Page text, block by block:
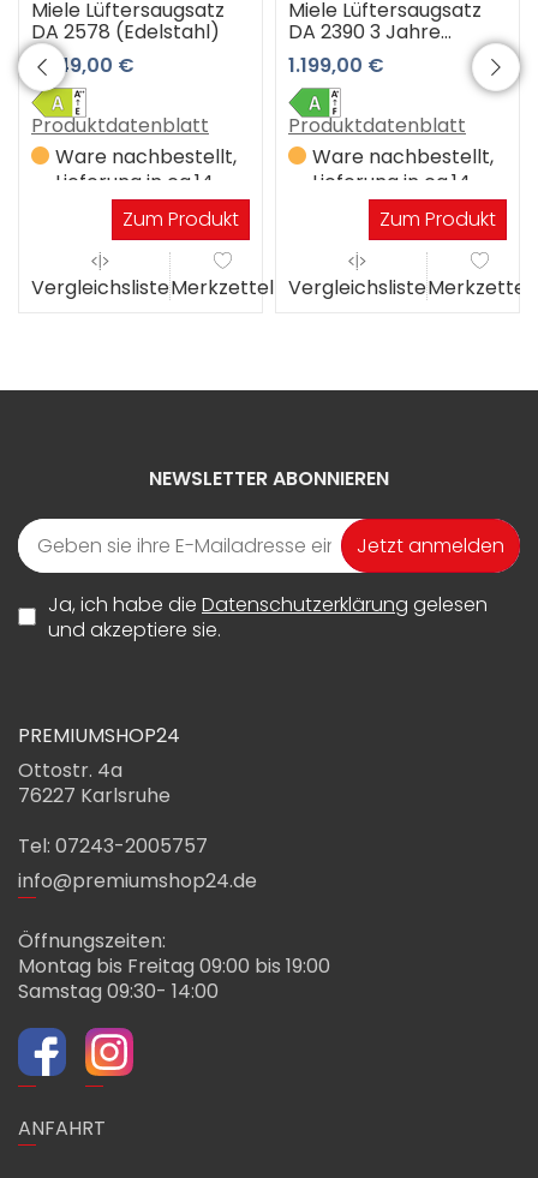
Miele Lüftersaugsatz
DA 2578 (Edelstahl)
1.049,00 €
Produktdatenblatt
Ware nachbestellt,
Lieferung in ca.14
WerktagenZum Produkt
VergleichslisteMerkzettel
Miele Lüftersaugsatz
DA 2390 3 Jahre
Premiumshop
Garantie
1.199,00 €
Produktdatenblatt
Ware nachbestellt,
Lieferung in ca.14
WerktagenZum Produkt
VergleichslisteMerkzettel
NEWSLETTER ABONNIEREN
Jetzt anmelden
Ja, ich habe die Datenschutzerklärung gelesen
und akzeptiere sie.
PREMIUMSHOP24
Ottostr. 4a
76227 Karlsruhe
Tel: 07243-2005757
info@premiumshop24.de
Öffnungszeiten:
Montag bis Freitag 09:00 bis 19:00
Samstag 09:30- 14:00
ANFAHRT